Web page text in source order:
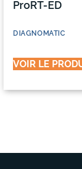
ProRT-ED
DIAGNOMATIC
VOIR LE